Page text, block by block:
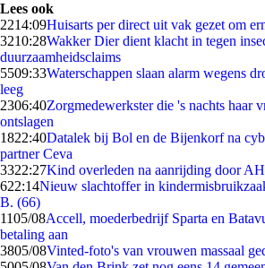
Lees ook
2214:09Huisarts per direct uit vak gezet om
3210:28Wakker Dier dient klacht in tegen
duurzaamheidsclaims
5509:33Waterschappen slaan alarm wegens
leeg
2306:40Zorgmedewerkster die 's nachts haar
ontslagen
1822:40Datalek bij Bol en de Bijenkorf na
partner Ceva
3322:27Kind overleden na aanrijding door
622:14Nieuw slachtoffer in
B. (66)
1105/08Accell, moederbedrijf Sparta en
betaling aan
3805/08Vinted-foto's van vrouwen massaal